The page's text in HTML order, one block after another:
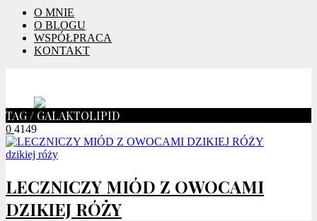
O MNIE
O BLOGU
WSPÓŁPRACA
KONTAKT
TAG / GALAKTOLIPID
0 4149
LECZNICZY MIÓD Z OWOCAMI
DZIKIEJ RÓŻY